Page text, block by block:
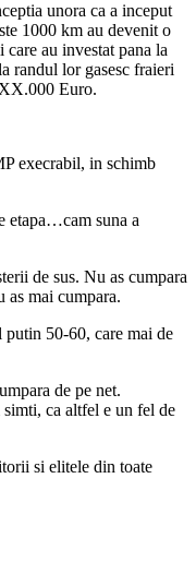
unora ca a inceput
1000 km au devenit o
au investat pana la
randul lor gasesc fraieri
Euro.
execrabil, in schimb
etapa…cam suna a
de sus. Nu as cumpara
mai cumpara.
putin 50-60, care mai de
de pe net.
ca altfel e un fel de
si elitele din toate